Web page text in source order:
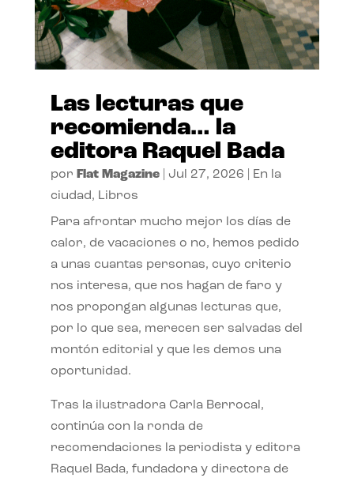
Las lecturas que
recomienda… la
editora Raquel Bada
por Flat Magazine| Jul 27, 2026
En la
ciudad, Libros
Para afrontar mucho mejor los días de
calor, de vacaciones o no, hemos pedido
a unas cuantas personas, cuyo criterio
nos interesa, que nos hagan de faro y
nos propongan algunas lecturas que,
por lo que sea, merecen ser salvadas del
montón editorial y que les demos una
oportunidad.
Tras la ilustradora Carla Berrocal,
continúa con la ronda de
recomendaciones la periodista y editora
Raquel Bada, fundadora y directora de